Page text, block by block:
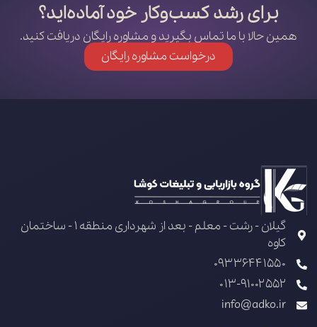
برای رشد کسب‌وکار خود آماده‌اید؟
همین حالا با ما تماس بگیرید و مشاوره رایگان دریافت کنید.
درخواست مشاوره رایگان
گیلان - رشت - معلم - بعد از شهرداری منطقه 1 - ساختمان
کاوه
09336441550
013-91002552
info@adko.ir